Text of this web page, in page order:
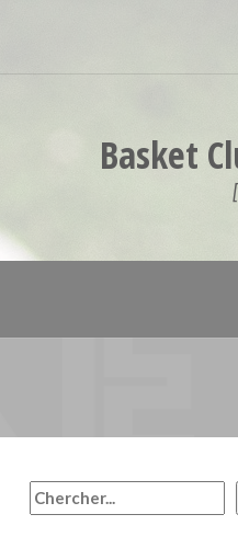
Basket
Rechercher